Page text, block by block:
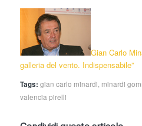
Gian Carlo
galleria del vento. Indispensabile”
Tags: gian carlo minardi, minardi
valencia pirelli